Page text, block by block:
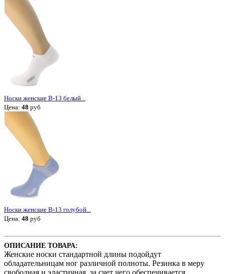
Носки женские В-13 белый...
Цена: 48 руб
Носки женские В-13 голубой...
Цена: 48 руб
ОПИСАНИЕ ТОВАРА:
Женские носки стандартной длины подойдут
обладательницам ног различной полноты. Резинка в меру